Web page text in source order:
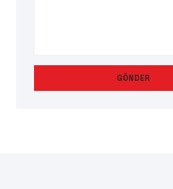
GÖNDER